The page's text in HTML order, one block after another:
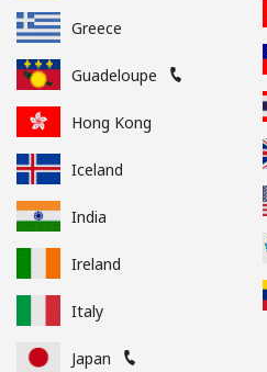
Greece
Guadeloupe
Hong Kong
Iceland
India
Ireland
Italy
Japan